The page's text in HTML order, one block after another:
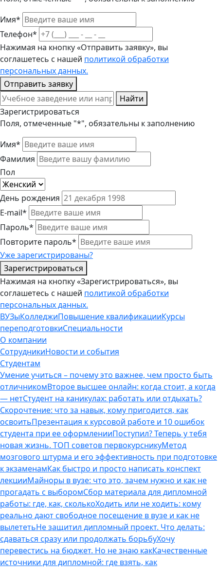
Имя*
Телефон*
Нажимая на кнопку «Отправить заявку», вы
соглашетесь с нашей политикой обработки
персональных данных.
Отправить заявку
Найти
Зарегистрироваться
Поля, отмеченные "*", обязательны к заполнению
Имя*
Фамилия
Пол
День рождения
E-mail*
Пароль*
Повторите пароль*
Уже зарегистрированы?
Зарегистрироваться
Нажимая на кнопку «Зарегистрироваться», вы
соглашетесь с нашей политикой обработки
персональных данных.
ВУЗыКолледжиПовышение квалификацииКурсы
переподготовкиСпециальности
О компании
СотрудникиНовости и события
Студентам
Умение учиться – почему это важнее, чем просто быть
отличникомВторое высшее онлайн: когда стоит, а когда
— нетСтудент на каникулах: работать или отдыхать?
Скорочтение: что за навык, кому пригодится, как
освоитьПрезентация к курсовой работе и 10 ошибок
студента при ее оформленииПоступил? Теперь у тебя
новая жизнь. ТОП советов первокурсникуМетод
мозгового штурма и его эффективность при подготовке
к экзаменамКак быстро и просто написать конспект
лекцииМайноры в вузе: что это, зачем нужно и как не
прогадать с выборомСбор материала для дипломной
работы: где, как, сколькоХодить или не ходить: кому
реально дают свободное посещение в вузе и как не
вылететьНе защитил дипломный проект. Что делать:
сдаваться сразу или продолжать борьбуХочу
перевестись на бюджет. Но не знаю какКачественные
источники для дипломной: где взять, как